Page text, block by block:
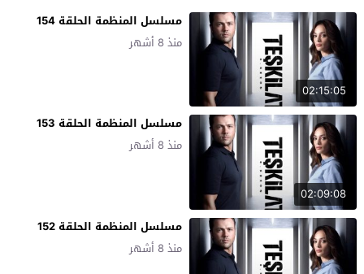
02:15:05
مسلسل المنظمة الحلقة 154
منذ 8 أشهر
02:09:08
مسلسل المنظمة الحلقة 153
منذ 8 أشهر
مسلسل المنظمة الحلقة 152
منذ 8 أشهر